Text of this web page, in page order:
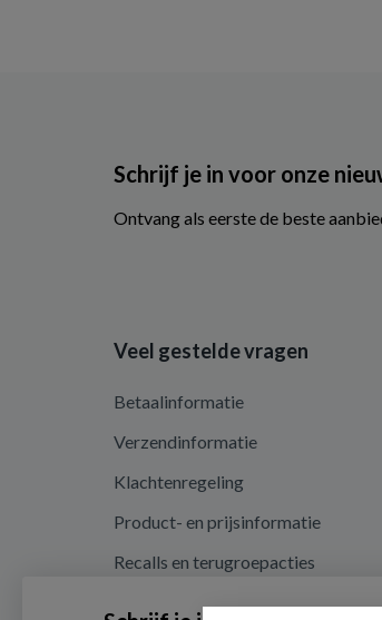
Schrijf je in voor onze
Ontvang als eerste de beste
Veel gestelde vragen
Betaalinformatie
Verzendinformatie
Klachtenregeling
Product- en prijsinformatie
Recalls en terugroepacties
Privacy en cookieverklaring